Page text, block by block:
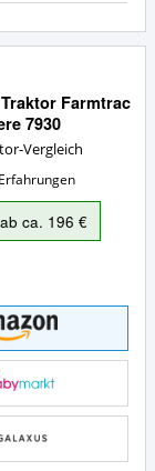
Farmtrac
7930
Vergleich
Erfahrungen
ca. 196 €